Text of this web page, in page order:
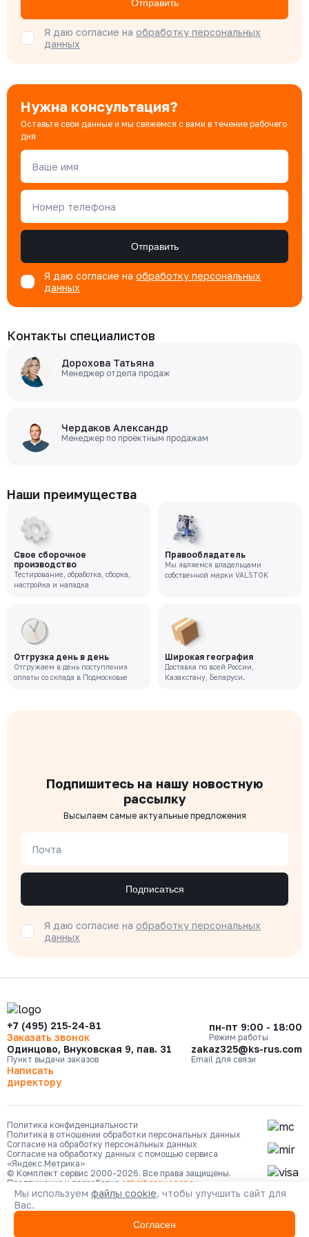
Специалист отдела продаж
Отправить
Я даю согласие на обработку персональных
данных
Нужна консультация?
Оставьте свои данные и мы свяжемся с вами в течение рабочего
дня
Ваше имя
Номер телефона
Отправить
Я даю согласие на обработку персональных
данных
Контакты специалистов
Дорохова Татьяна
Менеджер отдела продаж
Чердаков Александр
Менеджер по проектным продажам
Наши преимущества
Свое сборочное
производство
Тестирование, обработка, сборка,
настройка и наладка
Правообладатель
Мы являемся владельцами
собственной марки VALSTOK
Отгрузка день в день
Отгружаем в день поступления
оплаты со склада в Подмосковье
Широкая география
Доставка по всей России,
Казахстану, Беларуси.
Подпишитесь на нашу новостную
рассылку
Высылаем самые актуальные предложения
Почта
Подписаться
Я даю согласие на обработку персональных
данных
+7 (495) 215-24-81
Заказать звонок
пн-пт 9:00 - 18:00
Режим работы
Одинцово, Внуковская 9, пав. 31
Пункт выдачи заказов
zakaz325@ks-rus.com
Email для связи
Написать
директору
Политика конфиденциальности
Политика в отношении обработки персональных данных
Согласие на обработку персональных данных
Согласие на обработку данных с помощью сервиса
«Яндекс.Метрика»
© Комплект сервис 2000-2026. Все права защищены.
Продвижение и разработка ozhgibesov.agency
Кабинет
Мы используем файлы cookie, чтобы улучшить сайт для
Вас.
Согласен